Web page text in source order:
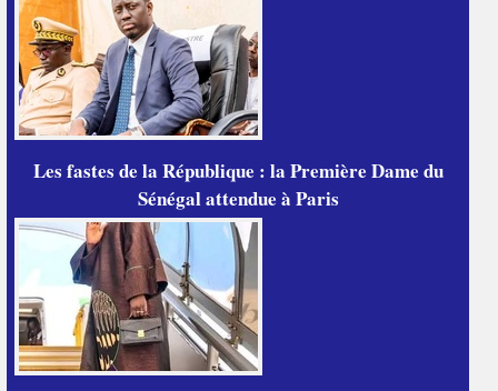
Les fastes de la République : la Première Dame du
Sénégal attendue à Paris